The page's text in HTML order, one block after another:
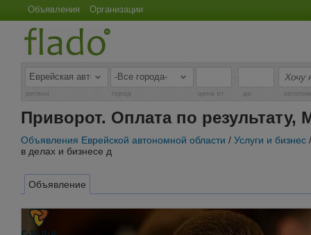
Объявления Организации
-
регион город цена от до
Приворот. Оплата по
Объявления Еврейской автономной области / Услуги и бизнес
в делах и бизнесе д
Объявление